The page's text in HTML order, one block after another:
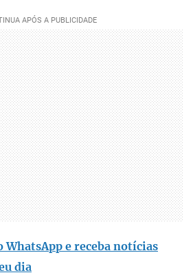
WhatsApp e receba notícias
dia